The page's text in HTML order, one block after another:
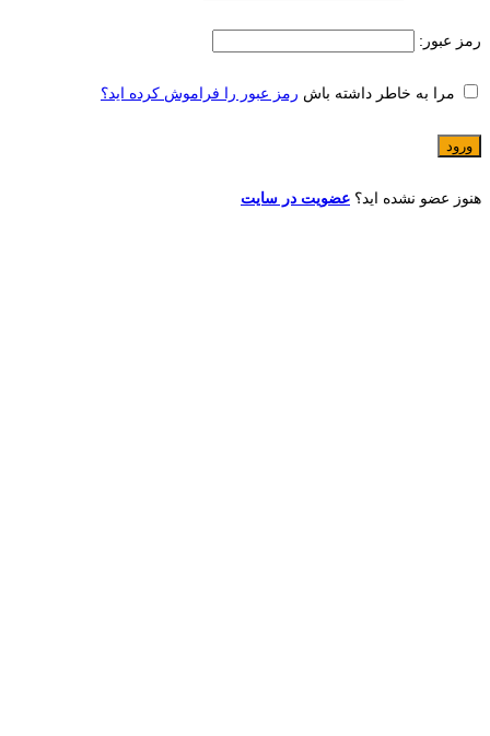
رمز عبور:
مرا به خاطر داشته باش رمز عبور را فراموش کرده اید؟
هنوز عضو نشده اید؟ عضویت در سایت